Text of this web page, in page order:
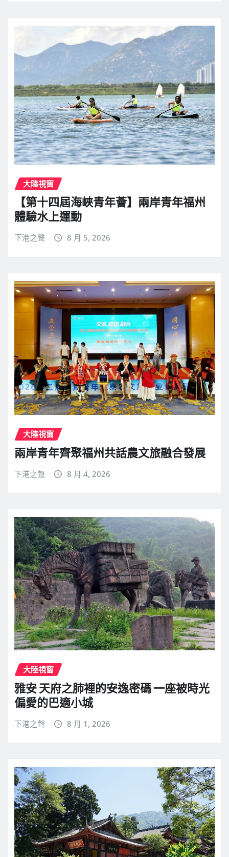
大陸視窗
【第十四屆海峽青年薈】兩岸青年福州
體驗水上運動
下港之聲 8 月 5, 2026
大陸視窗
兩岸青年齊聚福州共話農文旅融合發展
下港之聲 8 月 4, 2026
大陸視窗
雅安 天府之肺裡的安逸密碼 一座被時光
偏愛的巴適小城
下港之聲 8 月 1, 2026